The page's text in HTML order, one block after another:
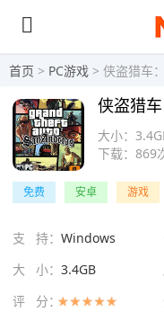
首页 > PC游戏 > 侠盗猎车
大小：
下载： 869
侠盗猎
免费 安卓 游戏
支 持： Windows
大 小： 3.4GB
评 分：